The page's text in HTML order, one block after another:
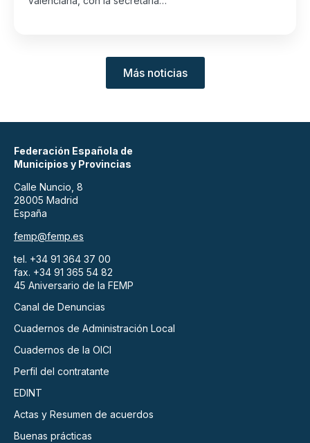
Más noticias
Federación Española de
Municipios y Provincias
Calle Nuncio, 8
28005 Madrid
España
femp@femp.es
tel. +34 91 364 37 00
fax. +34 91 365 54 82
45 Aniversario de la FEMP
Canal de Denuncias
Cuadernos de Administración Local
Cuadernos de la OICI
Perfil del contratante
EDINT
Actas y Resumen de acuerdos
Buenas prácticas